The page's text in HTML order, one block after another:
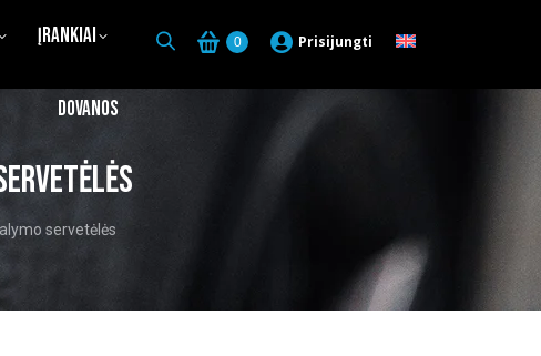
Įrankiai
Dovanos
0 Prisijungti
servetėlės